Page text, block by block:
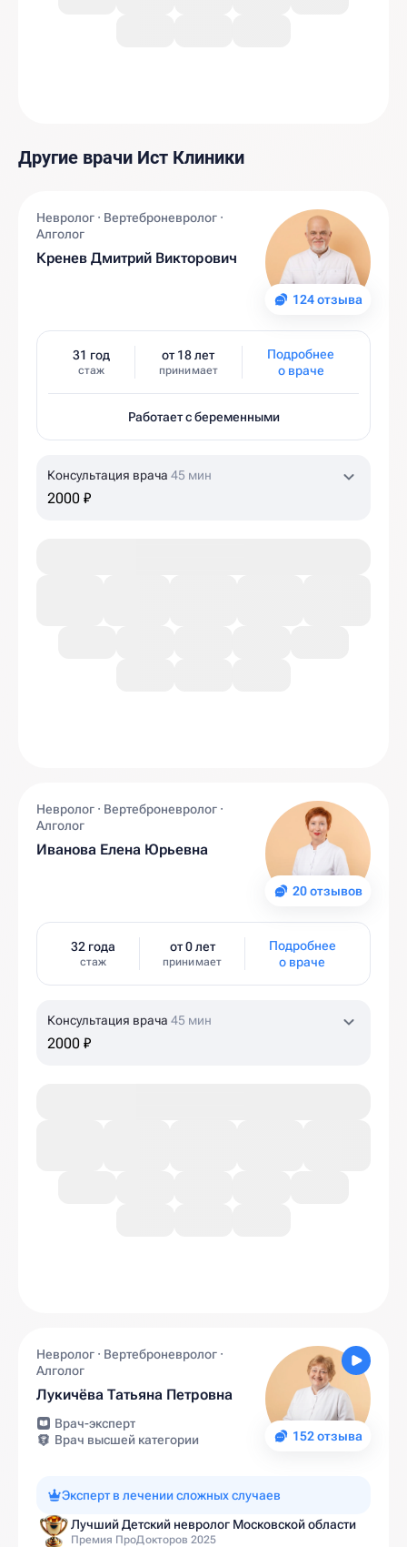
Другие врачи Ист Клиники
124 отзыва
Невролог · Вертеброневролог ·
Алголог
Кренев Дмитрий Викторович
31 год
стаж
от 18 лет
принимает
Подробнее
о враче
Работает с беременными
Консультация врача 45 мин
2000 ₽
20 отзывов
Невролог · Вертеброневролог ·
Алголог
Иванова Елена Юрьевна
32 года
стаж
от 0 лет
принимает
Подробнее
о враче
Консультация врача 45 мин
2000 ₽
152 отзыва
Невролог · Вертеброневролог ·
Алголог
Лукичёва Татьяна Петровна
Врач-эксперт
Врач высшей категории
Эксперт в лечении сложных случаев
Лучший Детский невролог Московской области
Премия ПроДокторов 2025